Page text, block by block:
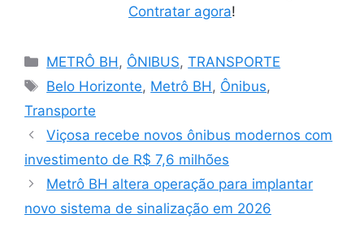
Contratar agora!
Categorias
METRÔ BH , ÔNIBUS,TRANSPORTE
Tags
Belo Horizonte, Metrô BH , Ônibus,
Transporte
Viçosa recebe novos ônibus modernos com
investimento de R$ 7,6 milhões
Metrô BH altera operação para implantar
novo sistema de sinalização em 2026